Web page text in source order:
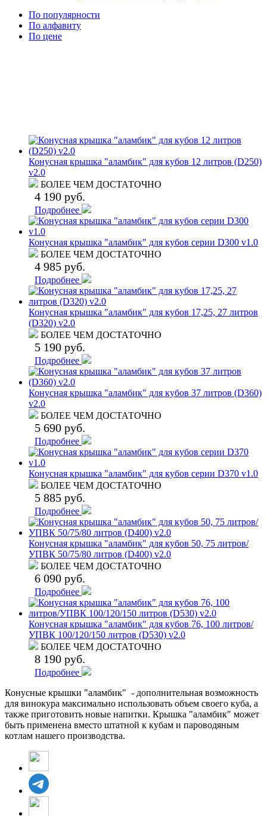
По популярности
По алфавиту
По цене
Конусная крышка "аламбик" для кубов 12 литров (D250)
v2.0
БОЛЕЕ ЧЕМ ДОСТАТОЧНО
4 190 руб.
Подробнее
Конусная крышка "аламбик" для кубов серии D300 v1.0
БОЛЕЕ ЧЕМ ДОСТАТОЧНО
4 985 руб.
Подробнее
Конусная крышка "аламбик" для кубов 17,25, 27 литров
(D320) v2.0
БОЛЕЕ ЧЕМ ДОСТАТОЧНО
5 190 руб.
Подробнее
Конусная крышка "аламбик" для кубов 37 литров (D360)
v2.0
БОЛЕЕ ЧЕМ ДОСТАТОЧНО
5 690 руб.
Подробнее
Конусная крышка "аламбик" для кубов серии D370 v1.0
БОЛЕЕ ЧЕМ ДОСТАТОЧНО
5 885 руб.
Подробнее
Конусная крышка "аламбик" для кубов 50, 75 литров/
УПВК 50/75/80 литров (D400) v2.0
БОЛЕЕ ЧЕМ ДОСТАТОЧНО
6 090 руб.
Подробнее
Конусная крышка "аламбик" для кубов 76, 100 литров/
УПВК 100/120/150 литров (D530) v2.0
БОЛЕЕ ЧЕМ ДОСТАТОЧНО
8 190 руб.
Подробнее
Конусные крышки "аламбик" - дополнительная возможность
для винокура максимально использовать объем своего куба, а
также приготовить новые напитки. Крышка "аламбик" может
быть применена вместо штатной к кубам и пароводяным
котлам нашего производства.